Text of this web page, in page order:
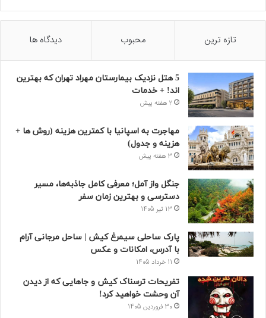
تازه ترین محبوب دیدگاه ها
5 هتل نزدیک بیمارستان مهراد تهران که بهترین‌
اند! + خدمات
2 هفته پیش
مهاجرت به اسپانیا با کمترین هزینه (روش ها +
هزینه و جدول)
3 هفته پیش
جنگل واز آمل؛ معرفی کامل جاذبه‌ها، مسیر
دسترسی و بهترین زمان سفر
13 تیر 1405
پارک ساحلی سیمرغ کیش | ساحل مرجانی آرام
با آدرس، امکانات و عکس
11 خرداد 1405
تفریحات ترسناک کیش و جاهایی که از دیدن
آن وحشت خواهید کرد!
30 فروردین 1405